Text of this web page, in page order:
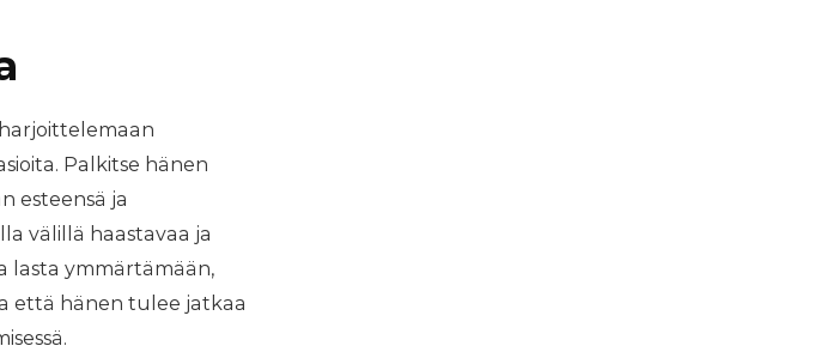
Palkitse hänen
esteensä ja
välillä haastavaa ja
lasta ymmärtämään,
että hänen tulee jatkaa